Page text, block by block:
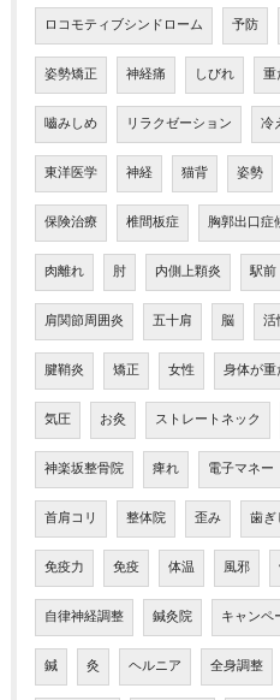
ロコモティブシンドローム 予防
姿勢矯正 神経痛 しびれ 重
嚙みしめ リラクゼーション 冷
東洋医学 神経 猫背 姿勢
保険治療 椎間板症 胸郭出口症
肉離れ 肘 内側上顆炎 駅前
肩関節周囲炎 五十肩 脳 活
腱鞘炎 矯正 女性 身体が
気圧 お灸 ストレートネック
神楽坂整骨院 痺れ 電子マネー
首肩コリ 整体院 歪み 歯ぎ
免疫力 免疫 体温 風邪
自律神経調整 鍼灸院 キャンペ
鍼 灸 ヘルニア 全身調整